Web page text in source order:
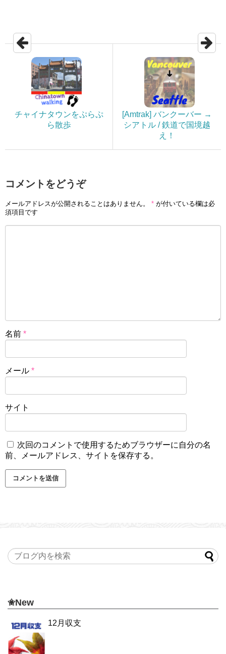
チャイナタウンをぷらぷ
ら散歩
[Amtrak] バンクーバー →
シアトル / 鉄道で国境越
え！
コメントをどうぞ
メールアドレスが公開されることはありません。 * が付いている欄は必
須項目です
名前 *
メール *
サイト
次回のコメントで使用するためブラウザーに自分の名
前、メールアドレス、サイトを保存する。
✬New
12月収支